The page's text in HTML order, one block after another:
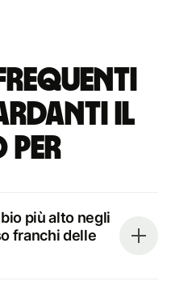
il
per
più alto negli
franchi delle